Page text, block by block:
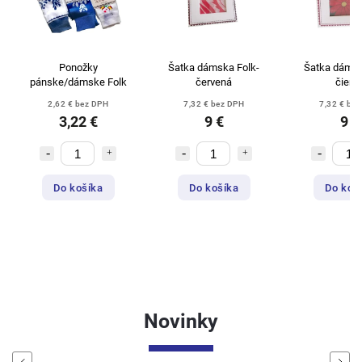
Ponožky
pánske/dámske Folk
2,62 € bez DPH
3,22 €
Do košíka
Šatka dámska Folk-
červená
7,32 € bez DPH
9 €
Do košíka
Šatka
7,32 € bez
9 €
Do
Novinky